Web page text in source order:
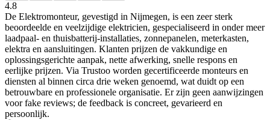
4.8
De Elektromonteur, gevestigd in Nijmegen, is een zeer sterk
beoordeelde en veelzijdige elektricien, gespecialiseerd in onder meer
laadpaal- en thuisbatterij-installaties, zonnepanelen, meterkasten,
elektra en aansluitingen. Klanten prijzen de vakkundige en
oplossingsgerichte aanpak, nette afwerking, snelle respons en
eerlijke prijzen. Via Trustoo worden gecertificeerde monteurs en
diensten al binnen circa drie weken genoemd, wat duidt op een
betrouwbare en professionele organisatie. Er zijn geen aanwijzingen
voor fake reviews; de feedback is concreet, gevarieerd en
persoonlijk.